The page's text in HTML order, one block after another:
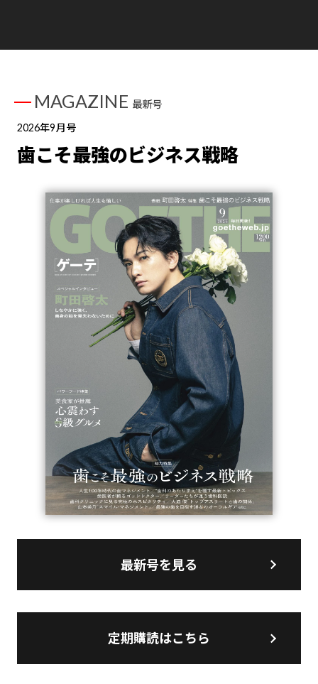
MAGAZINE 最新号
2026年9月号
歯こそ最強のビジネス戦略
最新号を見る
定期購読はこちら